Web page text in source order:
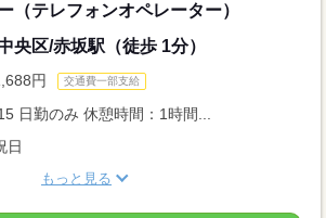
（テレフォンオペレーター）
央区/赤坂駅（徒歩 1分）
円 交通費一部支給
日勤のみ 休憩時間：1時間...
日
もっと見る